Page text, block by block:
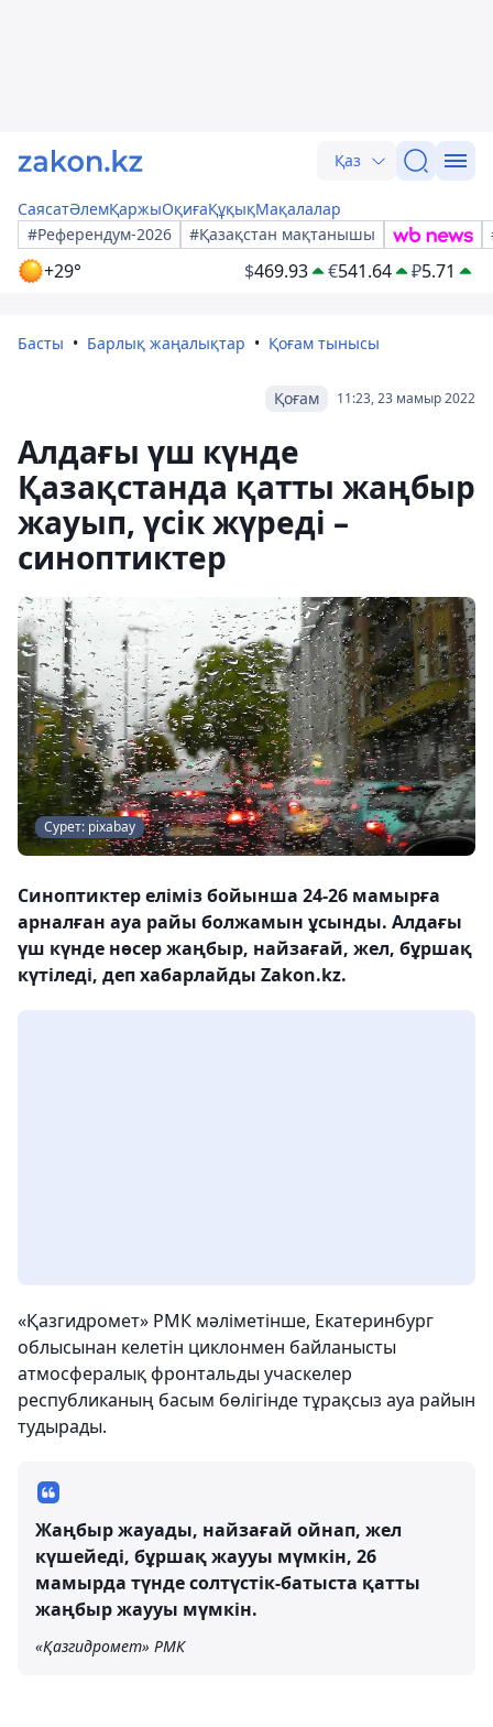
Қаз
СаясатӘлемҚаржыОқиғаҚұқықМақалалар
#Референдум-2026
#Қазақстан мақтанышы
+29° $469.93 €541.64 ₽5.71
Басты Барлық жаңалықтар Қоғам тынысы
11:23, 23 мамыр 2022
Қоғам
Алдағы үш күнде
Қазақстанда қатты жаңбыр
жауып, үсік жүреді –
синоптиктер
Сурет: pixabay
Синоптиктер еліміз бойынша 24-26 мамырға
арналған ауа райы болжамын ұсынды. Алдағы
үш күнде нөсер жаңбыр, найзағай, жел, бұршақ
күтіледі, деп хабарлайды Zakon.kz.
«Қазгидромет» РМК мәліметінше, Екатеринбург
облысынан келетін циклонмен байланысты
атмосфералық фронтальды учаскелер
республиканың басым бөлігінде тұрақсыз ауа райын
тудырады.
Жаңбыр жауады, найзағай ойнап, жел
күшейеді, бұршақ жаууы мүмкін, 26
мамырда түнде солтүстік-батыста қатты
жаңбыр жаууы мүмкін.
«Қазгидромет» РМК